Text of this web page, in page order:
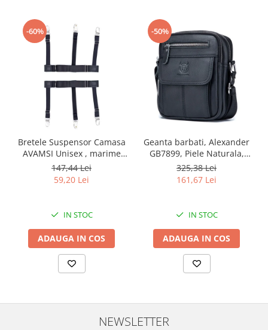
-60%
Bretele Suspensor Camasa
AVAMSI Unisex , marime
universala, Clips, Negru
147,44 Lei
59,20 Lei
IN STOC
ADAUGA IN COS
-50%
Geanta barbati, Alexander
GB7899, Piele Naturala,
Negru, 21x17x8 cm
325,38 Lei
161,67 Lei
IN STOC
ADAUGA IN COS
NEWSLETTER